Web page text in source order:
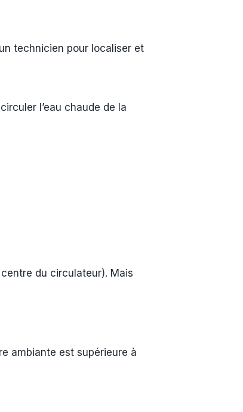
technicien pour localiser et
l’eau chaude de la
du circulateur). Mais
ambiante est supérieure à